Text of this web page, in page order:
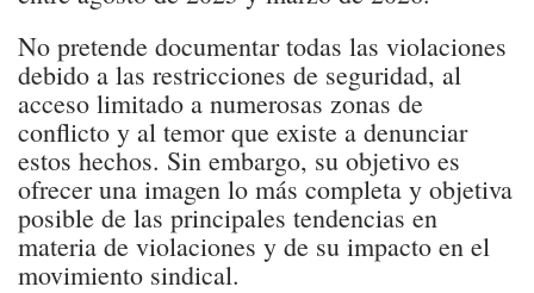
No pretende documentar todas las violaciones
debido a las restricciones de seguridad, al
acceso limitado a numerosas zonas de
conflicto y al temor que existe a denunciar
estos hechos. Sin embargo, su objetivo es
ofrecer una imagen lo más completa y objetiva
posible de las principales tendencias en
materia de violaciones y de su impacto en el
movimiento sindical.